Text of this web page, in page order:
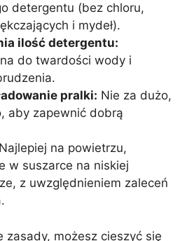
detergentu (bez chloru,
i mydeł).
ilość detergentu:
do twardości wody i
pralki: Nie za dużo,
aby zapewnić dobrą
Najlepiej na powietrzu,
w suszarce na niskiej
z uwzględnieniem zaleceń
zasady, możesz cieszyć się